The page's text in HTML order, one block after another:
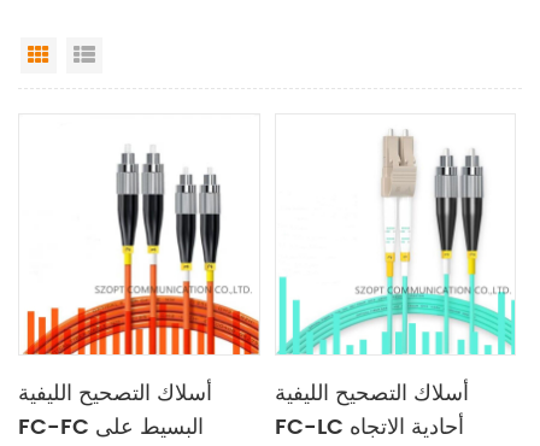
Grid View
أسلاك التصحيح الليفية
FC-FC البسيط على
أسلاك التصحيح الليفية
FC-LC أحادية الاتجاه